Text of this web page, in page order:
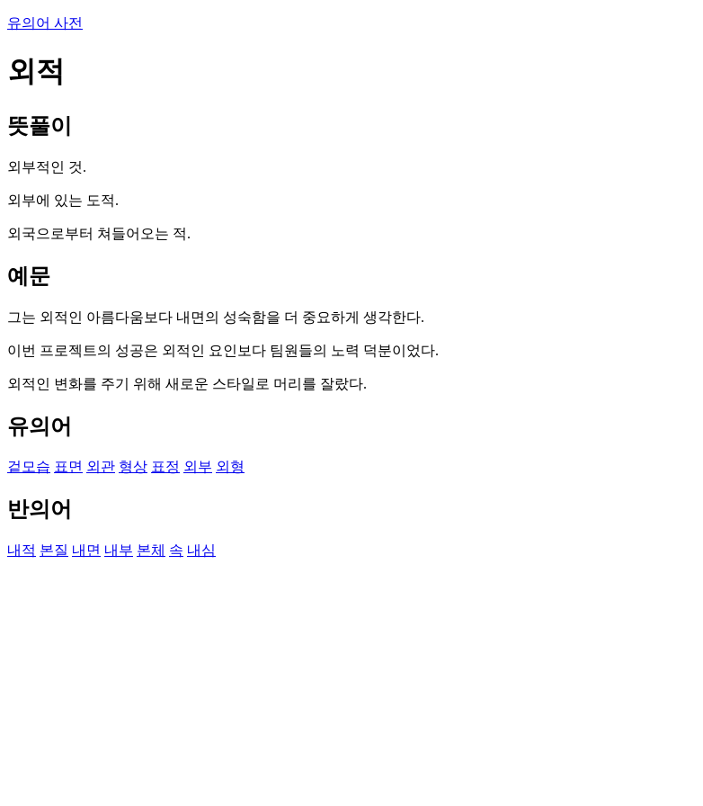
유의어 사전
외적
뜻풀이
외부적인 것.
외부에 있는 도적.
외국으로부터 쳐들어오는 적.
예문
그는 외적인 아름다움보다 내면의 성숙함을 더 중요하게 생각한다.
이번 프로젝트의 성공은 외적인 요인보다 팀원들의 노력 덕분이었다.
외적인 변화를 주기 위해 새로운 스타일로 머리를 잘랐다.
유의어
겉모습 표면 외관 형상 표정 외부 외형
반의어
내적 본질 내면 내부 본체 속 내심